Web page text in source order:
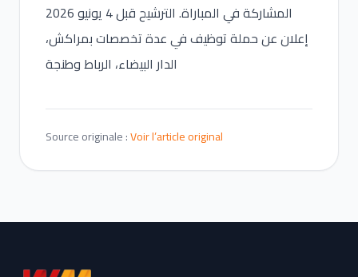
المشاركة في المباراة. الترشيح قبل 4 يونيو 2026
إعلان عن حملة توظيف في عدة تخصصات بمراكش،
الدار البيضاء، الرباط وطنجة
Source originale :Voir l’article original